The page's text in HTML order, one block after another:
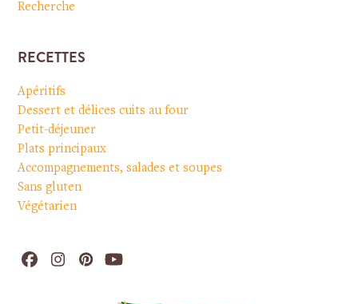
Recherche
RECETTES
Apéritifs
Dessert et délices cuits au four
Petit-déjeuner
Plats principaux
Accompagnements, salades et soupes
Sans gluten
Végétarien
Facebook
Instagram
PinterestYouTube